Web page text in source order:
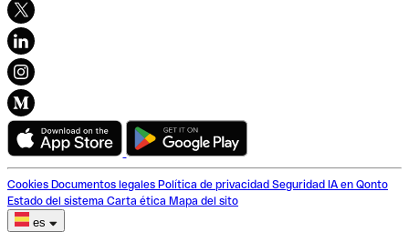
Cookies Documentos legales Política de privacidad Seguridad IA en Qonto
Estado del sistema Carta ética Mapa del sito
es